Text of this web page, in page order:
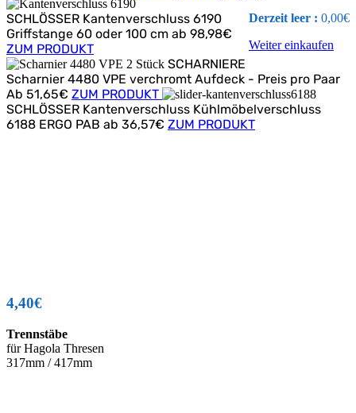
Derzeit leer : 0,00€
Weiter einkaufen
SCHLÖSSER Kantenverschluss 6190
Griffstange 60 oder 100 cm ab 98,98€
ZUM PRODUKT
SCHARNIERE
Scharnier 4480 VPE verchromt Aufdeck - Preis pro Paar
Ab 51,65€ ZUM PRODUKT
SCHLÖSSER Kantenverschluss Kühlmöbelverschluss
6188 ERGO PAB ab 36,57€ ZUM PRODUKT
4,40€
Trennstäbe
für Hagola Thresen
317mm / 417mm